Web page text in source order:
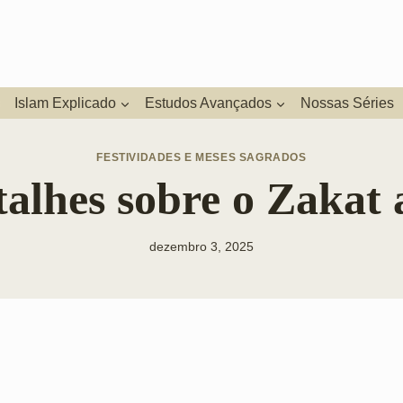
Islam Explicado Estudos Avançados Nossas Séries
FESTIVIDADES E MESES SAGRADOS
sobre o
dezembro 3, 2025